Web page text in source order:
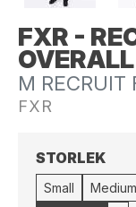
FXR -
M RECRUIT
FXR
STORLEK
Small Medium